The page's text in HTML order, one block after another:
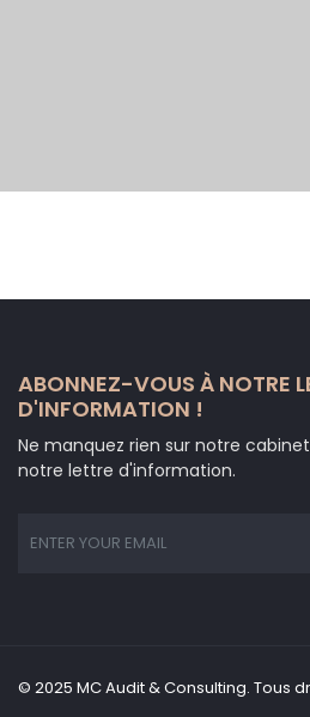
ABONNEZ-VOUS À NOTRE
D'INFORMATION !
Ne manquez rien sur notre
notre lettre d'information.
© 2025 MC Audit & Consulting. Tous